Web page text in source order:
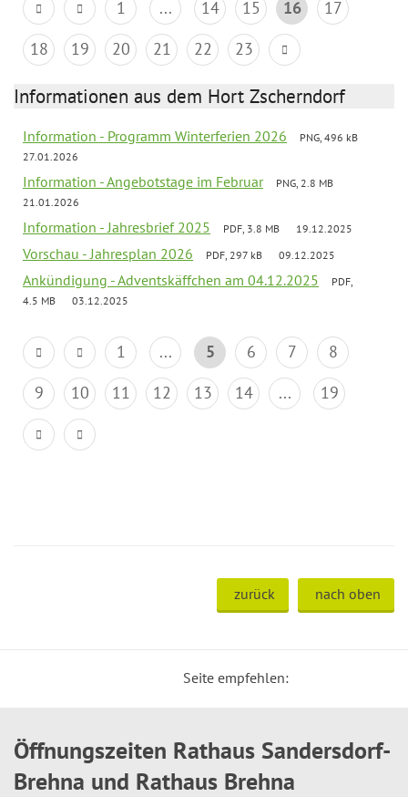
1 ... 14 15 16
17
18
19 20 21 22 23
Informationen aus dem Hort Zscherndorf
Information - Programm Winterferien 2026
PNG, 496 kB
27.01.2026
Information - Angebotstage im Februar
PNG, 2.8 MB
21.01.2026
Information - Jahresbrief 2025 PDF, 3.8 MB 19.12.2025
Vorschau - Jahresplan 2026 PDF, 297 kB 09.12.2025
Ankündigung - Adventskäffchen am 04.12.2025
PDF,
4.5 MB
03.12.2025
1 ... 5 6 7
8
9
10 11 12 13 14 ... 19
zurück nach oben
Seite empfehlen:
Öffnungszeiten Rathaus Sandersdorf-
Brehna und Rathaus Brehna